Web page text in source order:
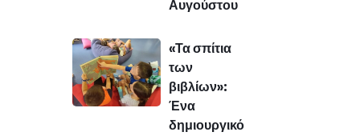
Αυγούστου
«Τα σπίτια
των
βιβλίων»:
Ένα
δημιουργικό